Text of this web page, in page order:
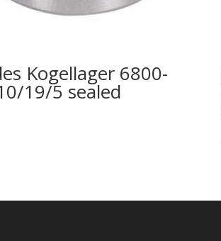
Kogellager 6800-
19/5 sealed